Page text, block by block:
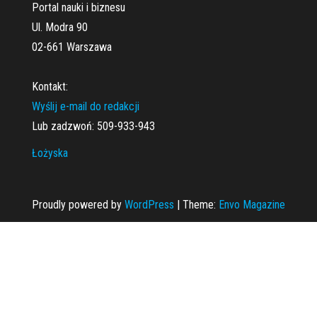
Portal nauki i biznesu
Ul. Modra 90
02-661 Warszawa
Kontakt:
Wyślij e-mail do redakcji
Lub zadzwoń: 509-933-943
Łożyska
Proudly powered by WordPress Theme: Envo Magazine